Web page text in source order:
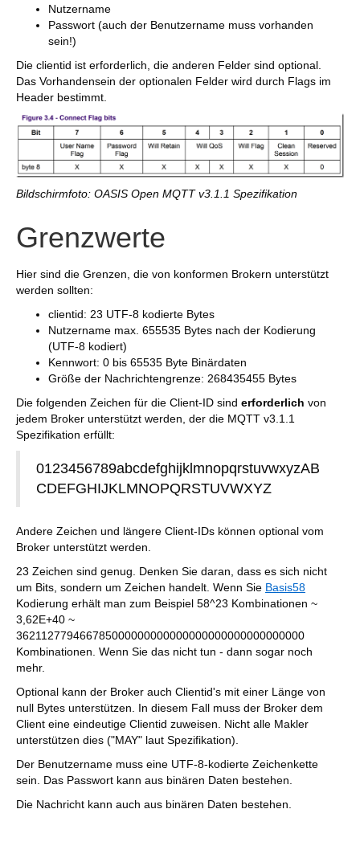
Nutzername
Passwort (auch der Benutzername muss vorhanden
sein!)
Die clientid ist erforderlich, die anderen Felder sind optional.
Das Vorhandensein der optionalen Felder wird durch Flags im
Header bestimmt.
Bildschirmfoto: OASIS Open MQTT v3.1.1 Spezifikation
Grenzwerte
Hier sind die Grenzen, die von konformen Brokern unterstützt
werden sollten:
clientid: 23 UTF-8 kodierte Bytes
Nutzername max. 655535 Bytes nach der Kodierung
(UTF-8 kodiert)
Kennwort: 0 bis 65535 Byte Binärdaten
Größe der Nachrichtengrenze: 268435455 Bytes
Die folgenden Zeichen für die Client-ID sind erforderlich von
jedem Broker unterstützt werden, der die MQTT v3.1.1
Spezifikation erfüllt:
0123456789abcdefghijklmnopqrstuvwxyzAB
CDEFGHIJKLMNOPQRSTUVWXYZ
Andere Zeichen und längere Client-IDs können optional vom
Broker unterstützt werden.
23 Zeichen sind genug. Denken Sie daran, dass es sich nicht
um Bits, sondern um Zeichen handelt. Wenn Sie Basis58
Kodierung erhält man zum Beispiel 58^23 Kombinationen ~
3,62E+40 ~
362112779466785000000000000000000000000000000
Kombinationen. Wenn Sie das nicht tun - dann sogar noch
mehr.
Optional kann der Broker auch Clientid's mit einer Länge von
null Bytes unterstützen. In diesem Fall muss der Broker dem
Client eine eindeutige Clientid zuweisen. Nicht alle Makler
unterstützen dies ("MAY" laut Spezifikation).
Der Benutzername muss eine UTF-8-kodierte Zeichenkette
sein. Das Passwort kann aus binären Daten bestehen.
Die Nachricht kann auch aus binären Daten bestehen.